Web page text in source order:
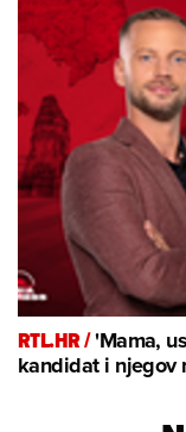
RTL.HR /'Mama,
kandidat i njegov